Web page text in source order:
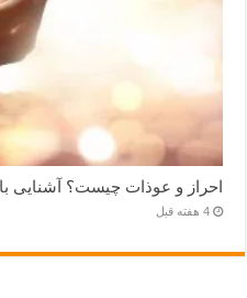
احراز و عوذات چیست؟ آشنایی با
4 هفته قبل